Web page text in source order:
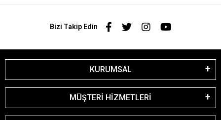
Bizi Takip Edin
KURUMSAL
MÜŞTERİ HİZMETLERİ